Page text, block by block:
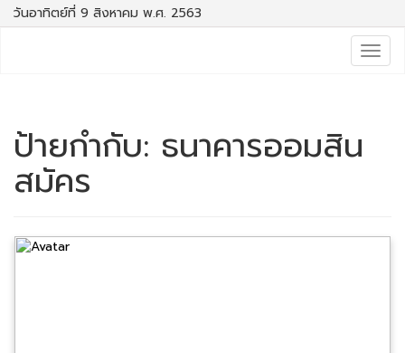
วันอาทิตย์ที่ 9 สิงหาคม พ.ศ. 2563
ป้ายกำกับ: ธนาคารออมสิน
สมัคร